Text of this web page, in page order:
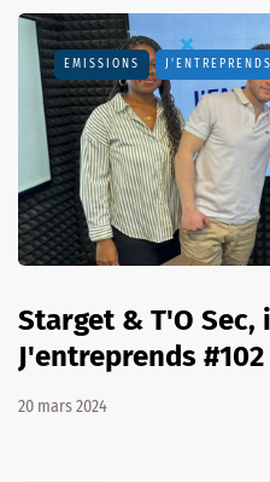
EMISSIONS
Starget & T'O Sec,
J'entreprends #102
20 mars 2024